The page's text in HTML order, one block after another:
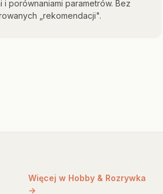
i porównaniami parametrów. Bez
„rekomendacji".
Więcej w Hobby & Rozrywka
→